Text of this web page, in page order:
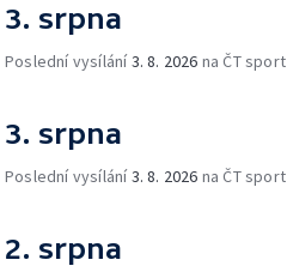
3. srpna
Poslední vysílání3. 8. 2026 na ČT sport
3. srpna
Poslední vysílání3. 8. 2026 na ČT sport
2. srpna